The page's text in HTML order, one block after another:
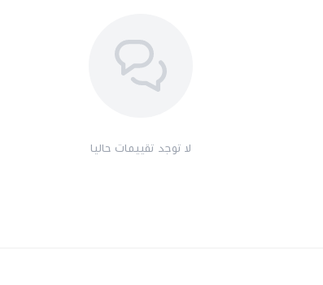
لا توجد تقييمات حاليا